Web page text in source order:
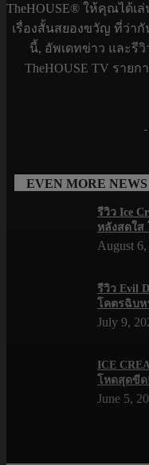
TheHOUSE® ให้คุณได้เ
เรื่องสั้นสยองขวัญ ที่ว่า
นี้, อัพเดทข่าว และรี
TheHOUSE TV ราย
EVEN MORE NEWS
รีวิว Ice
หลังสดใส
August
รีวิว Evil
โคตรฉิบห
July 9,
ICE
โหดสุดขีด!
June 5,